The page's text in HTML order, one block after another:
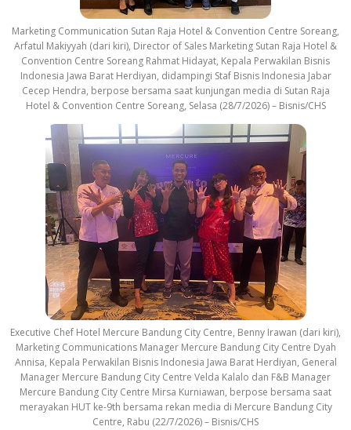
Marketing Communication Sutan Raja Hotel & Convention Centre Soreang,
Arfatul Makiyyah (dari kiri), Director of Sales Marketing Sutan Raja Hotel &
Convention Centre Soreang Rahmat Hidayat, Kepala Perwakilan Bisnis
Indonesia Jawa Barat Herdiyan, didampingi Staf Bisnis Indonesia Jabar
Cecep Hendra, berpose bersama saat kunjungan media di Sutan Raja
Hotel & Convention Centre Soreang, Selasa (28/7/2026) – Bisnis/CHS
Executive Chef Hotel Mercure Bandung City Centre, Benny Irawan (dari kiri),
Marketing Communications Manager Mercure Bandung City Centre Dyah
Annisa, Kepala Perwakilan Bisnis Indonesia Jawa Barat Herdiyan, General
Manager Mercure Bandung City Centre Velda Kalalo dan F&B Manager
Mercure Bandung City Centre Mirsa Kurniawan, berpose bersama saat
merayakan HUT ke-9th bersama rekan media di Mercure Bandung City
Centre, Rabu (22/7/2026) – Bisnis/CHS